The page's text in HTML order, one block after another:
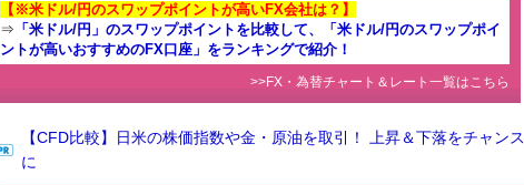
【※米ドル/円のスワップポイントが高いFX会社は？】
⇒ 「米ドル/円」のスワップポイントを比較して、「米ドル/円のスワップポイ
ントが高いおすすめのFX口座」をランキングで紹介！
>>FX・為替チャート＆レート一覧はこちら
【CFD比較】日米の株価指数や金・原油を取引！ 上昇＆下落をチャンス
に